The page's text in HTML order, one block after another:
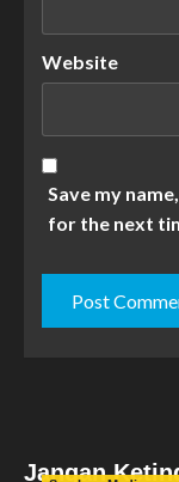
Website
Save my
for the next
Jangan